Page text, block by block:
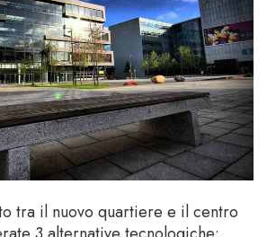
tra il nuovo quartiere e il centro